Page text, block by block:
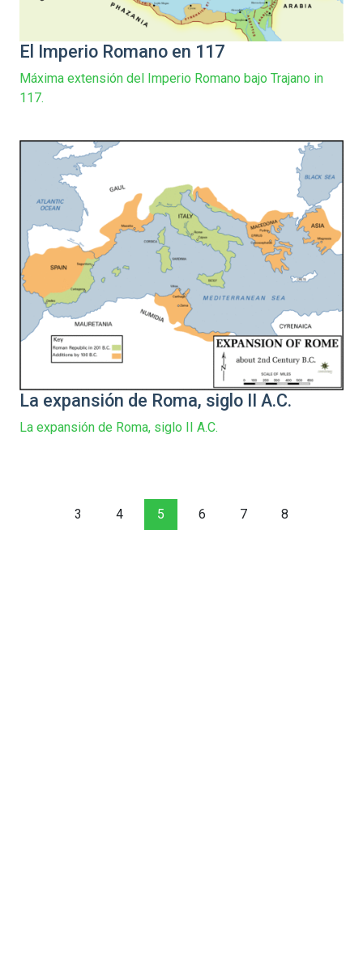
El Imperio Romano en 117
Máxima extensión del Imperio Romano bajo Trajano in
117.
La expansión de Roma, siglo II A.C.
La expansión de Roma, siglo II A.C.
3 4 5 6 7 8